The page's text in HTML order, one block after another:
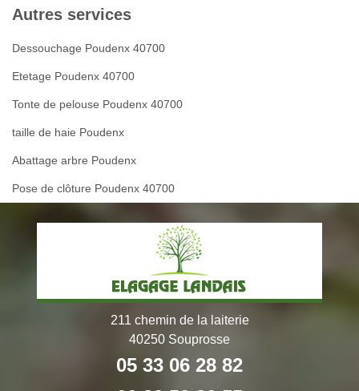
Autres services
Dessouchage Poudenx 40700
Etetage Poudenx 40700
Tonte de pelouse Poudenx 40700
taille de haie Poudenx
Abattage arbre Poudenx
Pose de clôture Poudenx 40700
211 chemin de la laiterie
40250 Souprosse
05 33 06 28 82